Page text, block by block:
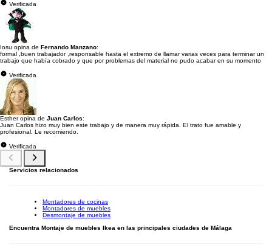
Verificada
Iosu opina de Fernando Manzano:
formal ,buen trabajador ,responsable hasta el extremo de llamar varias veces para terminar un
trabajo que había cobrado y que por problemas del material no pudo acabar en su momento
Verificada
Esther opina de Juan Carlos:
Juan Carlos hizo muy bien este trabajo y de manera muy rápida. El trato fue amable y
profesional. Le recomiendo.
Verificada
Servicios relacionados
Montadores de cocinas
Montadores de muebles
Desmontaje de muebles
Encuentra Montaje de muebles Ikea en las principales ciudades de Málaga